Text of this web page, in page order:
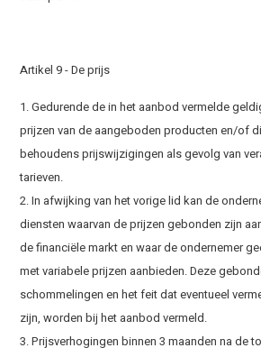
Artikel 9 - De prijs
1. Gedurende de in het aanbod vermelde
prijzen van de aangeboden producten en/of
behoudens prijswijzigingen als gevolg van
tarieven.
2. In afwijking van het vorige lid kan de
diensten waarvan de prijzen gebonden zijn
de financiële markt en waar de ondernemer
met variabele prijzen aanbieden. Deze
schommelingen en het feit dat eventueel
zijn, worden bij het aanbod vermeld.
3. Prijsverhogingen binnen 3 maanden na de